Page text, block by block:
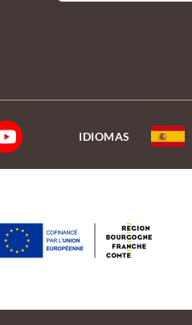
IDIOMAS